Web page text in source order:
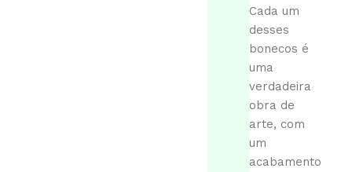
Cada um
desses
bonecos é
uma
verdadeira
obra de
arte, com
um
acabamento